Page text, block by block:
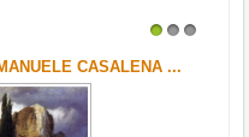
CASALENA ...